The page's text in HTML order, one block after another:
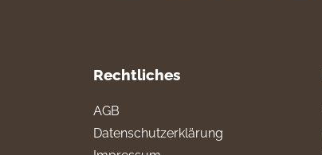
Rechtliches
AGB
Datenschutzerklärung